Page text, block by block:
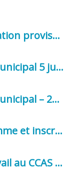
Arrêté préfectoral Limitation provisoire des usages de l’eau
Compte rendu conseil municipal 5 juin 2026 sénatoriale
Compte rendu conseil municipal – 21 avril 2026
Tribu de Nava – programme et inscriptions été 2026
Permanence France Travail au CCAS de Saujon Juin 2026